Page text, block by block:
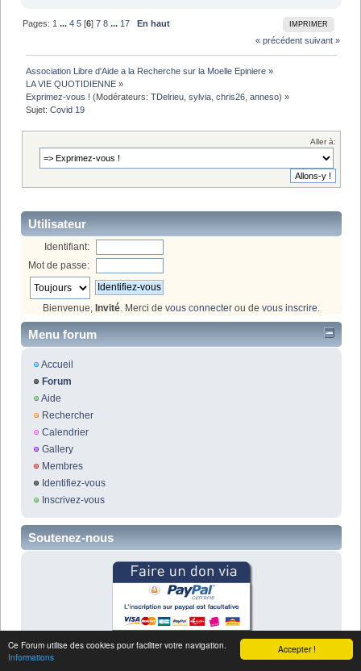
Accepter !
Ce Forum utilise des cookies pour faciliter votre navigation.
Informations
IMPRIMER
Pages: 1 ...4 5 [6]7 8 ... 17
En haut
« précédent suivant »
Association Libre d'Aide a la Recherche sur la Moelle Epiniere »
LA VIE QUOTIDIENNE »
Exprimez-vous ! (Modérateurs:TDelrieu ,sylvia ,chris26 ,anneso) »
Sujet:Covid 19
Aller à:
Utilisateur
Identifiant:
Mot de passe:
Bienvenue, Invité. Merci de vous connecter ou de vous inscrire.
Menu forum
Accueil
Forum
Aide
Rechercher
Calendrier
Gallery
Membres
Identifiez-vous
Inscrivez-vous
Soutenez-nous